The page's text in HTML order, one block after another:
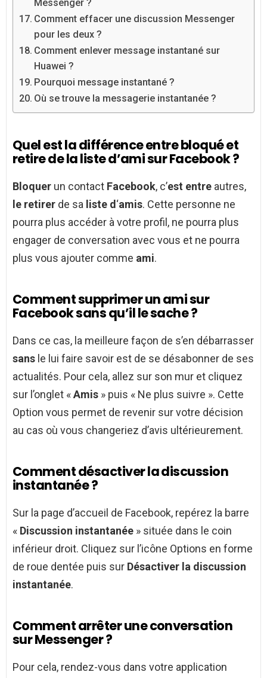
Messenger ?
Comment effacer une discussion Messenger
pour les deux ?
Comment enlever message instantané sur
Huawei ?
Pourquoi message instantané ?
Où se trouve la messagerie instantanée ?
Quel est la différence entre bloqué et
retire de la liste d’ami sur Facebook ?
Bloquer un contact Facebook, c’est entre autres,
le retirer de sa liste d‘amis. Cette personne ne
pourra plus accéder à votre profil, ne pourra plus
engager de conversation avec vous et ne pourra
plus vous ajouter comme ami.
Comment supprimer un ami sur
Facebook sans qu’il le sache ?
Dans ce cas, la meilleure façon de s’en débarrasser
sans le lui faire savoir est de se désabonner de ses
actualités. Pour cela, allez sur son mur et cliquez
sur l’onglet «Amis » puis « Ne plus suivre ». Cette
Option vous permet de revenir sur votre décision
au cas où vous changeriez d’avis ultérieurement.
Comment désactiver la discussion
instantanée ?
Sur la page d’accueil de Facebook, repérez la barre
« Discussion instantanée » située dans le coin
inférieur droit. Cliquez sur l’icône Options en forme
de roue dentée puis sur Désactiver la discussion
instantanée.
Comment arrêter une conversation
sur Messenger ?
Pour cela, rendez-vous dans votre application